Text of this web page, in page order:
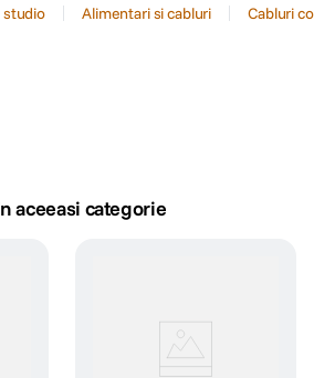
studio Alimentari si cabluri Cabluri
aceeasi categorie